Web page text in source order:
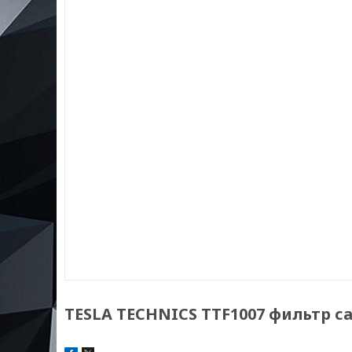
TESLA TECHNICS TTF1007 фильтр